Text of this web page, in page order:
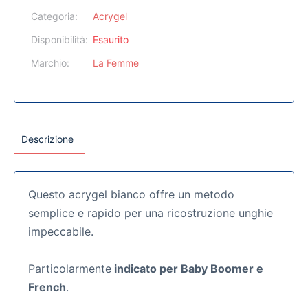
Categoria:
Acrygel
Disponibilità: Esaurito
Marchio:
La Femme
Descrizione
Questo acrygel bianco offre un metodo
semplice e rapido per una ricostruzione unghie
impeccabile.
Particolarmente indicato per Baby Boomer e
French.